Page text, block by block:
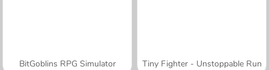
BitGoblins RPG Simulator Tiny Fighter - Unstoppable Run